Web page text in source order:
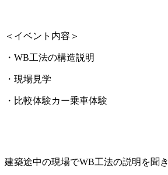
＜イベント内容＞
・WB工法の構造説明
・現場見学
・比較体験カー乗車体験
建築途中の現場でWB工法の説明を聞き